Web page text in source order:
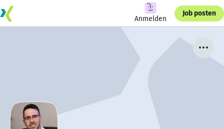
Anmelden
Job posten